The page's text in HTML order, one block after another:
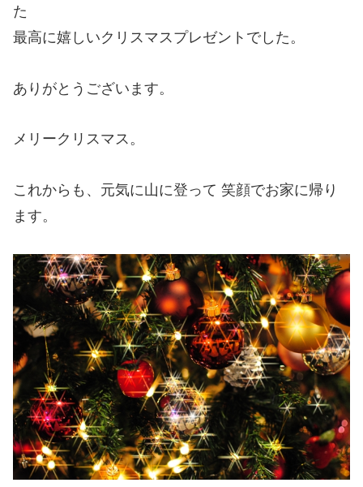
た
最高に嬉しいクリスマスプレゼントでした。
ありがとうございます。
メリークリスマス。
これからも、元気に山に登って 笑顔でお家に帰り
ます。